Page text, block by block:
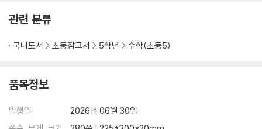
관련 분류
국내도서 초등참고서 5학년 수학(초등5)
품목정보
발행일
2026년 06월 30일